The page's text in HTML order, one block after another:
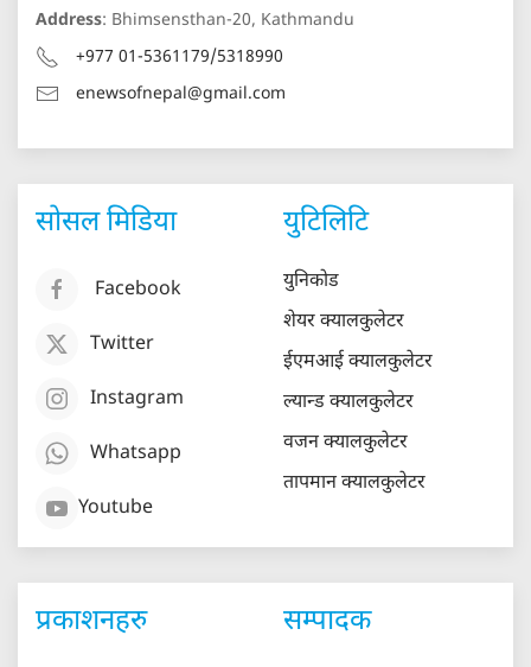
Address: Bhimsensthan-20, Kathmandu
+977 01-5361179/5318990
enewsofnepal@gmail.com
सोसल मिडिया
Facebook
Twitter
Instagram
Whatsapp
Youtube
युटिलिटि
युनिकोड
शेयर क्यालकुलेटर
ईएमआई क्यालकुलेटर
ल्यान्ड क्यालकुलेटर
वजन क्यालकुलेटर
तापमान क्यालकुलेटर
प्रकाशनहरु सम्पादक